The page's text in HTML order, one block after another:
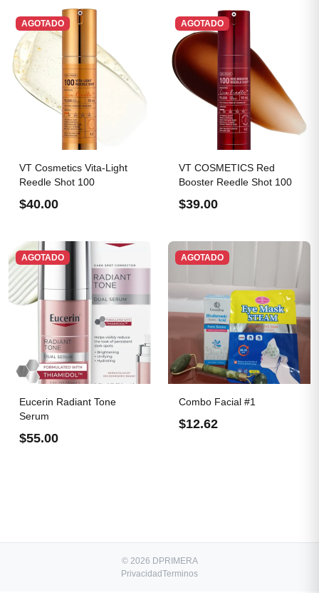
AGOTADO
VT Cosmetics Vita-Light
Reedle Shot 100
$40.00
AGOTADO
VT COSMETICS Red
Booster Reedle Shot 100
$39.00
AGOTADO
Eucerin Radiant Tone
Serum
$55.00
AGOTADO
Combo Facial #1
$12.62
© 2026 DPRIMERA
PrivacidadTerminos